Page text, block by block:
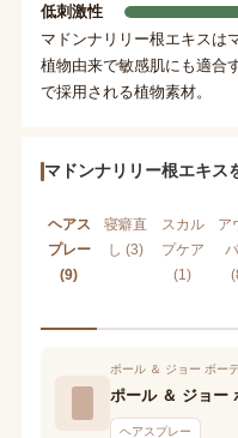
低刺激性
マドンナリリー根エキスは
植物由来で敏感肌にも適合
で採用される植物素材。
マドンナリリー根エキス
ヘアス
プレー
(9)
寝癖直
し (3)
スカル
プケア
(1)
ア
ポール ＆ ジョー ボーテ
ヘアスプレー